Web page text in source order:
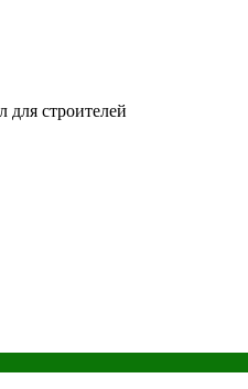
строителей